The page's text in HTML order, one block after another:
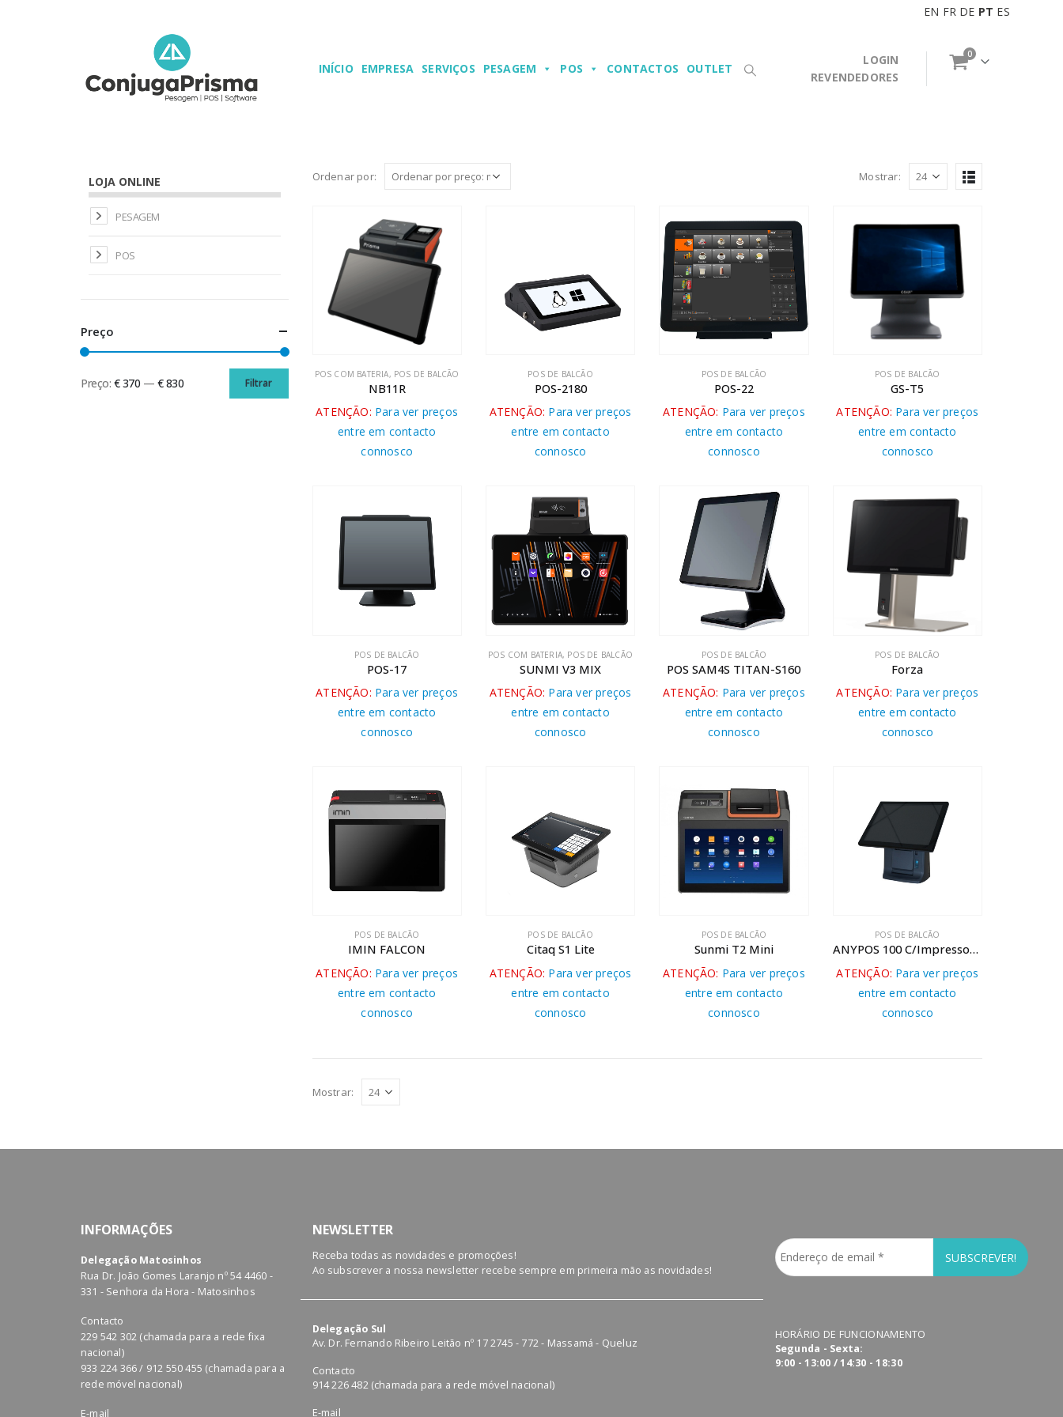
EN FR DE PT ES
INÍCIO EMPRESA SERVIÇOS PESAGEM POS CONTACTOS OUTLET
LOGIN
REVENDEDORES
0
Ordenar por: Mostrar:
POS COM BATERIA, POS DE BALCÃO
NB11R
ATENÇÃO: Para ver preços
entre em contacto
connosco
POS DE BALCÃO
POS-2180
ATENÇÃO: Para ver preços
entre em contacto
connosco
POS DE BALCÃO
POS-22
ATENÇÃO: Para ver preços
entre em contacto
connosco
POS DE BALCÃO
GS-T5
ATENÇÃO: Para ver preços
entre em contacto
connosco
POS DE BALCÃO
POS-17
ATENÇÃO: Para ver preços
entre em contacto
connosco
POS COM BATERIA, POS DE BALCÃO
SUNMI V3 MIX
ATENÇÃO: Para ver preços
entre em contacto
connosco
POS DE BALCÃO
POS SAM4S TITAN-S160
ATENÇÃO: Para ver preços
entre em contacto
connosco
POS DE BALCÃO
Forza
ATENÇÃO: Para ver preços
entre em contacto
connosco
POS DE BALCÃO
IMIN FALCON
ATENÇÃO: Para ver preços
entre em contacto
connosco
POS DE BALCÃO
Citaq S1 Lite
ATENÇÃO: Para ver preços
entre em contacto
connosco
POS DE BALCÃO
Sunmi T2 Mini
ATENÇÃO: Para ver preços
entre em contacto
connosco
POS DE BALCÃO
ANYPOS 100 C/Impressora e Display- J 1900 / Linux / Windows
ATENÇÃO: Para ver preços
entre em contacto
connosco
Mostrar:
LOJA ONLINE
PESAGEM
POS
Preço
Preço
Preço
Filtrar
Preço: € 370 — € 830
INFORMAÇÕES
Delegação Matosinhos
Rua Dr. João Gomes Laranjo nº 54 4460 -
331 - Senhora da Hora - Matosinhos
Contacto
229 542 302 (chamada para a rede fixa
nacional)
933 224 366 / 912 550 455 (chamada para a
rede móvel nacional)
E-mail
NEWSLETTER
Receba todas as novidades e promoções!
Ao subscrever a nossa newsletter recebe sempre em primeira mão as novidades!
Delegação Sul
Av. Dr. Fernando Ribeiro Leitão nº 17 2745 - 772 - Massamá - Queluz
Contacto
914 226 482 (chamada para a rede móvel nacional)
E-mail
HORÁRIO DE FUNCIONAMENTO
Segunda - Sexta:
9:00 - 13:00 / 14:30 - 18:30